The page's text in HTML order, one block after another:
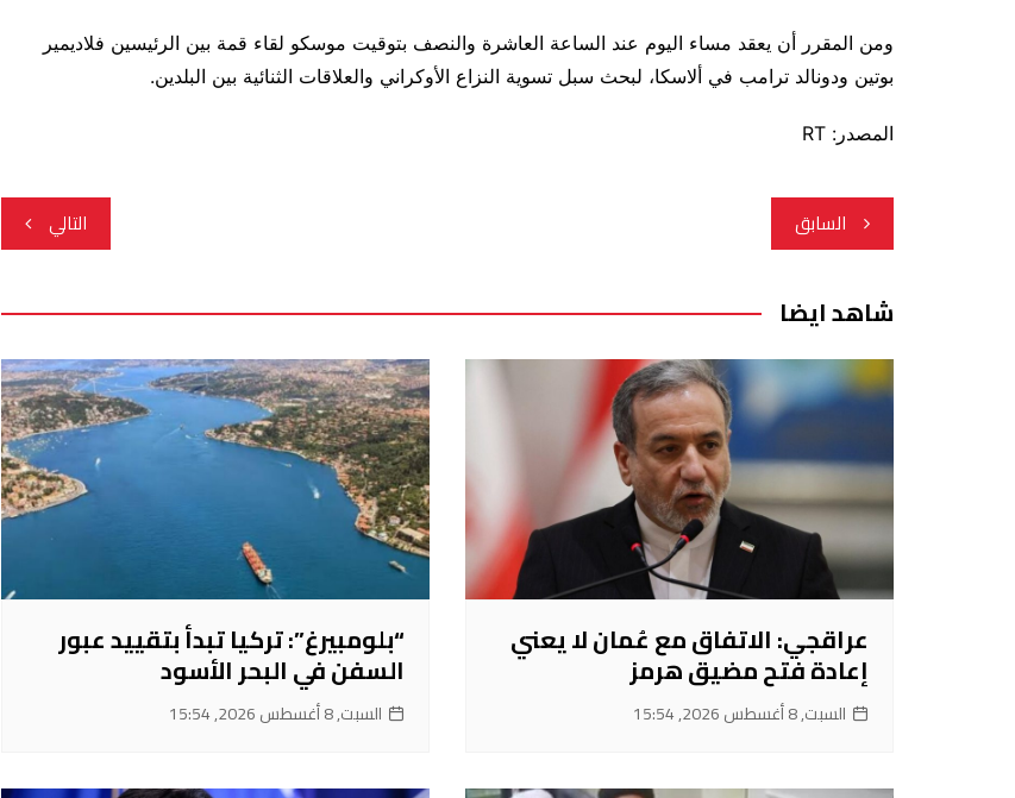
ومن المقرر أن يعقد مساء اليوم عند الساعة العاشرة والنصف بتوقيت موسكو لقاء قمة بين الرئيسين فلاديمير
بوتين ودونالد ترامب في ألاسكا، لبحث سبل تسوية النزاع الأوكراني والعلاقات الثنائية بين البلدين.
المصدر: RT
تصفّح
المقالات
السابق التالي
شاهد ايضا
عراقجي: الاتفاق مع عُمان لا يعني
إعادة فتح مضيق هرمز
السبت, 8 أغسطس 2026, 15:54
“بلومبيرغ”: تركيا تبدأ بتقييد عبور
السفن في البحر الأسود
السبت, 8 أغسطس 2026, 15:54